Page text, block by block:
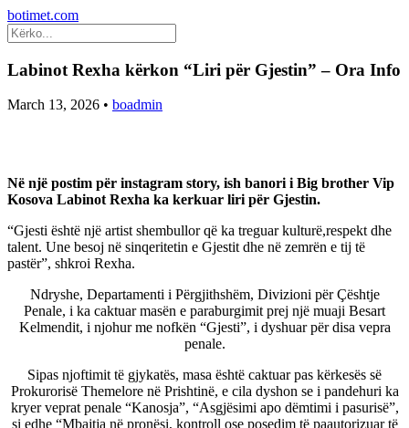
botimet.com
Labinot Rexha kërkon “Liri për Gjestin” – Ora Info
March 13, 2026 • boadmin
Në një postim për instagram story, ish banori i Big brother Vip
Kosova Labinot Rexha ka kerkuar liri për Gjestin.
“Gjesti është një artist shembullor që ka treguar kulturë,respekt dhe
talent. Une besoj në sinqeritetin e Gjestit dhe në zemrën e tij të
pastër”, shkroi Rexha.
Ndryshe, Departamenti i Përgjithshëm, Divizioni për Çështje
Penale, i ka caktuar masën e paraburgimit prej një muaji Besart
Kelmendit, i njohur me nofkën “Gjesti”, i dyshuar për disa vepra
penale.
Sipas njoftimit të gjykatës, masa është caktuar pas kërkesës së
Prokurorisë Themelore në Prishtinë, e cila dyshon se i pandehuri ka
kryer veprat penale “Kanosja”, “Asgjësimi apo dëmtimi i pasurisë”,
si edhe “Mbajtja në pronësi, kontroll ose posedim të paautorizuar të